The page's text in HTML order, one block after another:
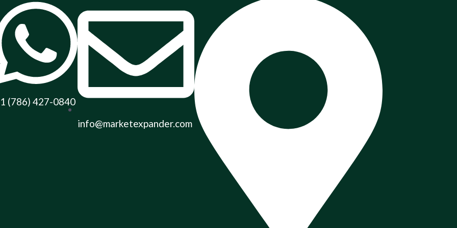
(786) 427-0840
info@marketexpander.com